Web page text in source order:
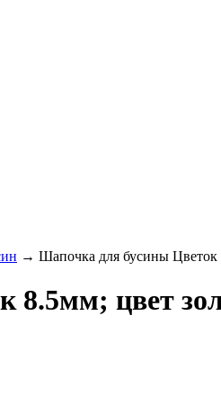
→ Шапочка для бусины Цветок
8.5мм; цвет